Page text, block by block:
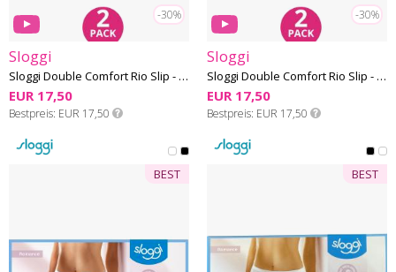
-30%
Sloggi
Sloggi Double Comfort Rio Slip - Baumwolle - 2 Pack
EUR 17,50
Bestpreis EUR 17,50
-30%
Sloggi
Sloggi Double Comfort Rio Slip - Baumwolle - 2 Pack
EUR 17,50
Bestpreis EUR 17,50
BEST BEST